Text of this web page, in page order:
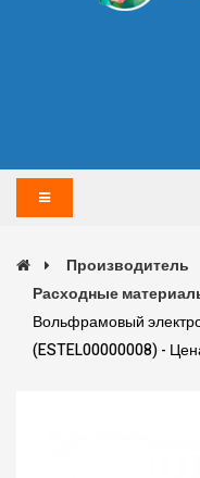
Производитель
Расходные
Вольфрамовый
(ESTEL00000008) -